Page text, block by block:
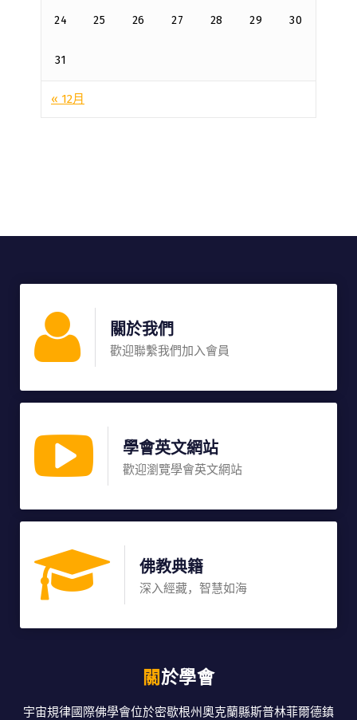
24 25 26 27 28 29 30
31
« 12月
關於我們
歡迎聯繫我們加入會員
學會英文網站
歡迎瀏覽學會英文網站
佛教典籍
深入經藏，智慧如海
關於學會
宇宙規律國際佛學會位於密歇根州奧克蘭縣斯普林菲爾德鎮